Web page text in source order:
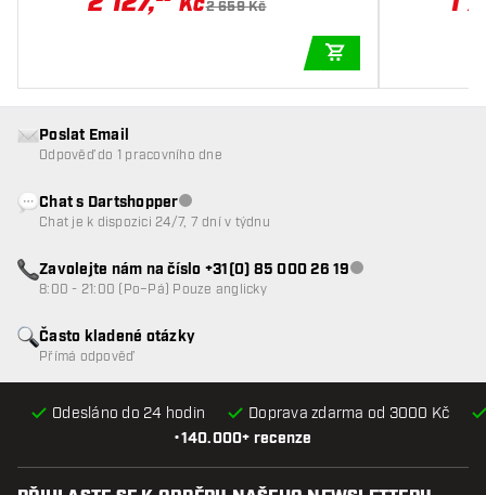
2 659 Kč
•140.000+ recenze
Odesláno do 24 hodin Doprava zdarma od 3000 Kč
Často kladené otázky
Přímá odpověď
Poslat Email
Odpověď do 1 pracovního dne
Chat s DartshopperZákaznický servis nedostupný
Chat je k dispozici 24/7, 7 dní v týdnu
Zavolejte nám na číslo +31(0) 85 000 26 19Zákaznický servis
8:00 - 21:00 (Po–Pá) Pouze anglicky